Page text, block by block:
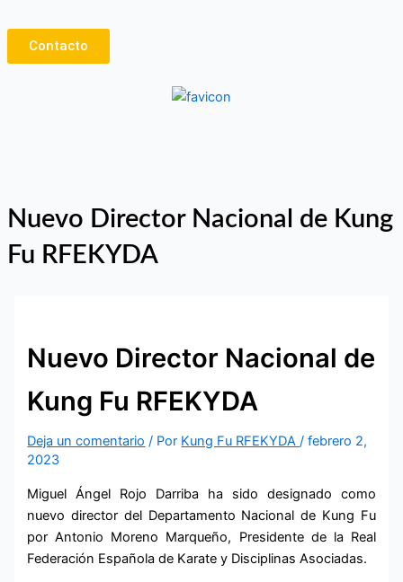
al
contenido
Contacto
Nuevo Director Nacional de Kung
Fu RFEKYDA
Nuevo Director Nacional de
Kung Fu RFEKYDA
Deja un comentario / Por Kung Fu RFEKYDA/febrero 2,
2023
Miguel Ángel Rojo Darriba ha sido designado como
nuevo director del Departamento Nacional de Kung Fu
por Antonio Moreno Marqueño, Presidente de la Real
Federación Española de Karate y Disciplinas Asociadas.